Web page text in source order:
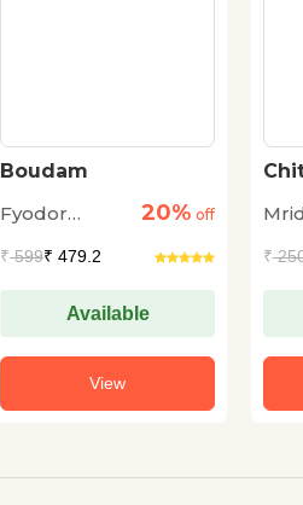
Boudam
Fyodor
20% off
₹599₹ 479.2
Available
View
₹